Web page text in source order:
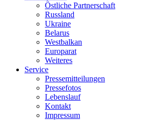
Östliche Partnerschaft
Russland
Ukraine
Belarus
Westbalkan
Europarat
Weiteres
Service
Pressemitteilungen
Pressefotos
Lebenslauf
Kontakt
Impressum